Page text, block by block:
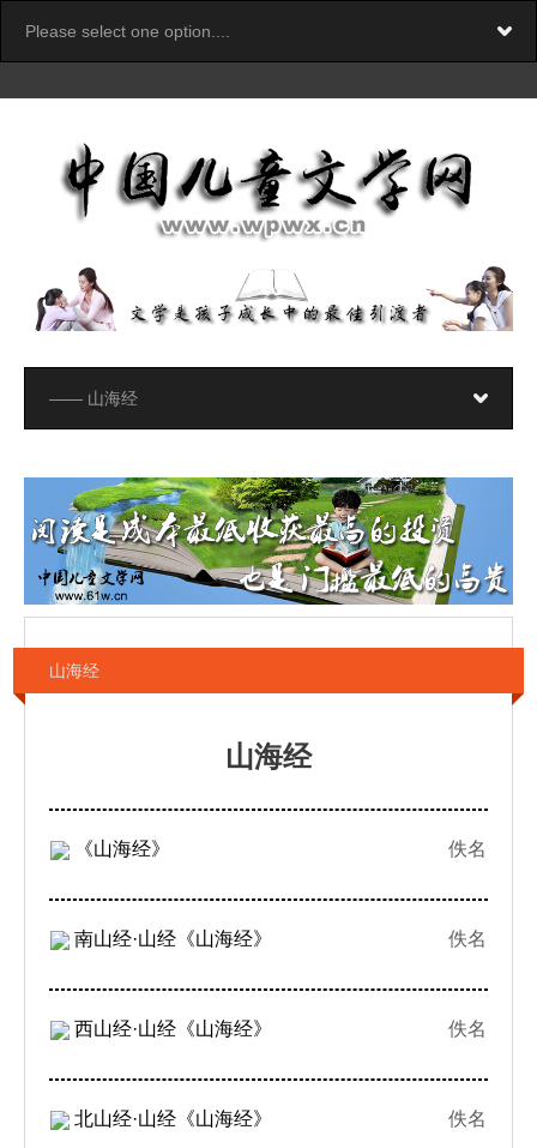
山海经
山海经
《山海经》 佚名
南山经·山经《山海经》 佚名
西山经·山经《山海经》 佚名
北山经·山经《山海经》 佚名